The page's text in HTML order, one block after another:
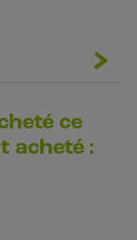
ce
acheté :